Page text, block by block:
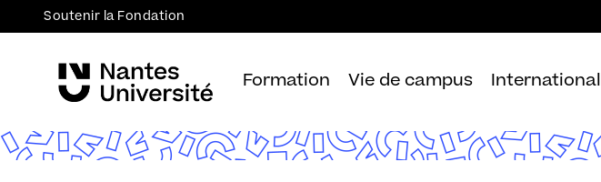
Soutenir la Fondation
Formation Vie de campus International